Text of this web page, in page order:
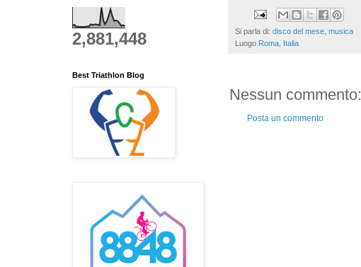
Si parla di: disco del mese musica
Luogo Roma, Italia
Nessun commento:
Posta un commento
2,881,448
Best Triathlon Blog